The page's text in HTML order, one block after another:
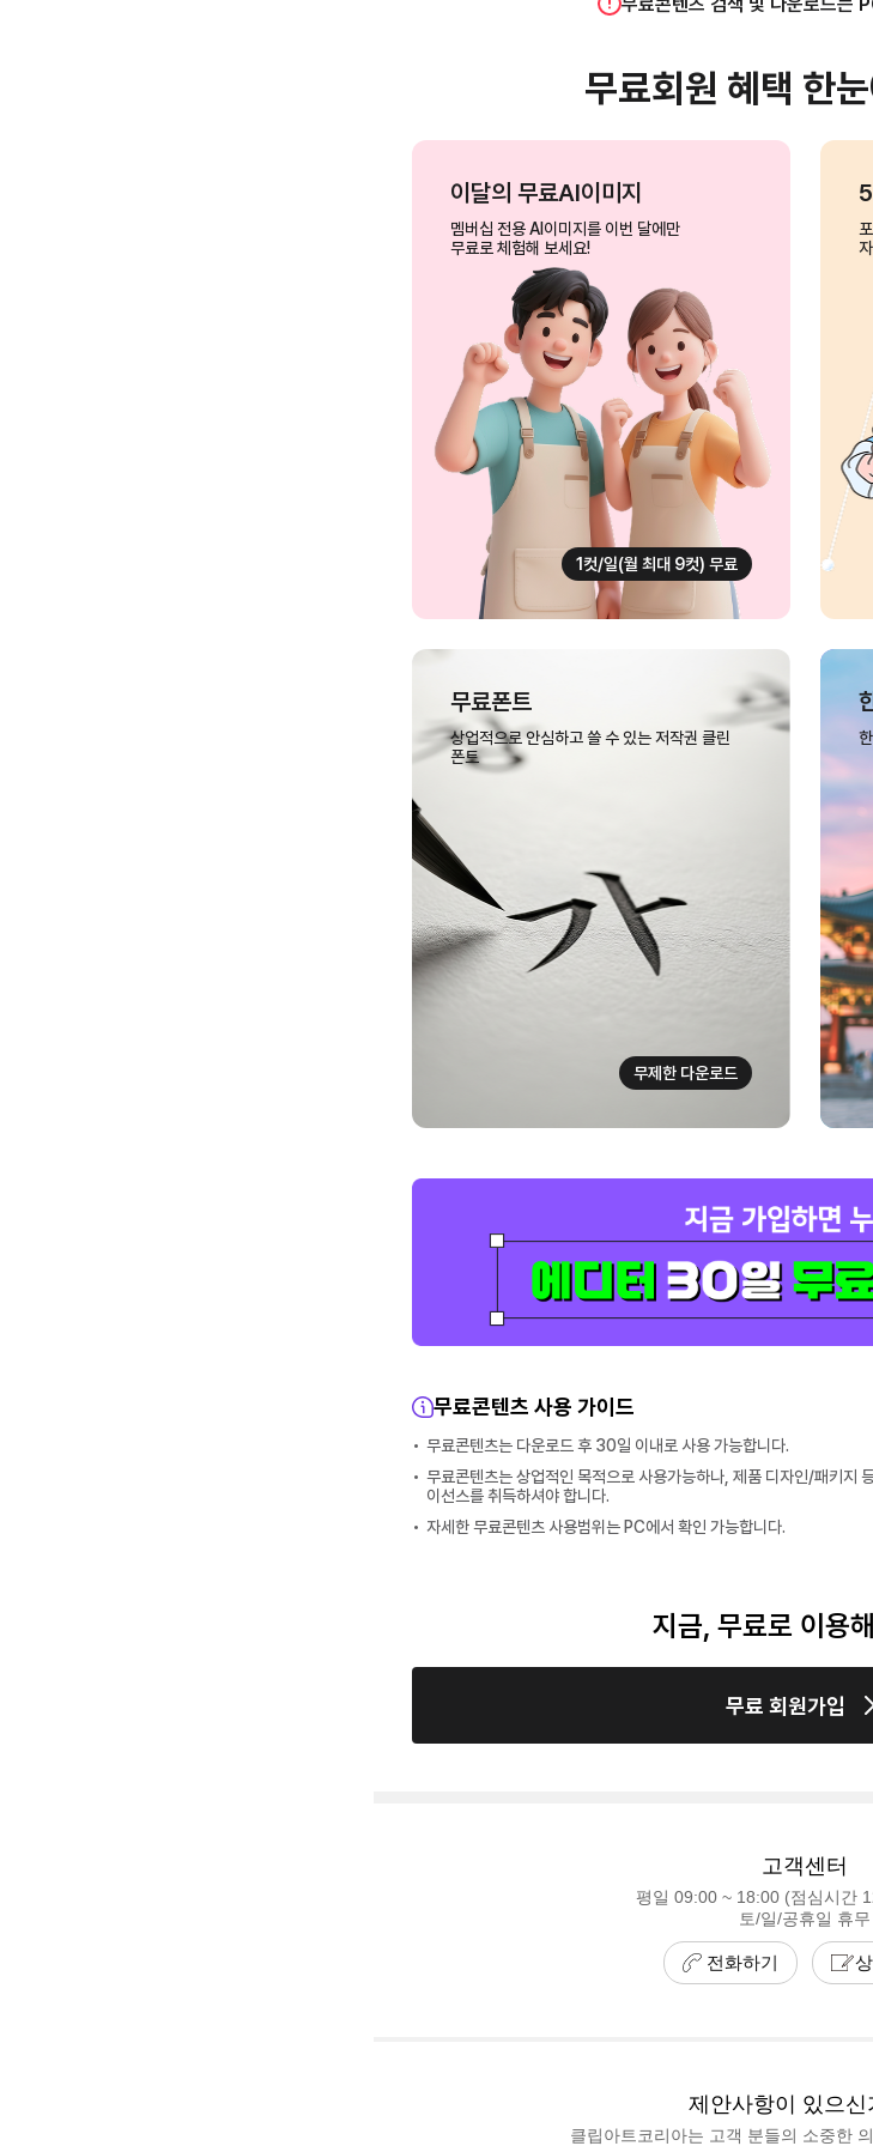
무료회원 혜택 한
이달의 무료AI이미지
멤버십 전용 AI이미지를 이번 달에만
무료로 체험해 보세요!
1컷/일(월 최대 9컷) 무료
무료폰트
상업적으로 안심하고 쓸 수 있는 저작권 클린
폰트
무제한 다운로드
무료콘텐츠 사용 가이드
무료콘텐츠는 다운로드 후 30일 이내로 사용 가능합니다.
무료콘텐츠는 상업적인 목적으로 사용가능하나, 제품 디자인/패키지
이선스를 취득하셔야 합니다.
자세한 무료콘텐츠 사용범위는 PC에서 확인 가능합니다.
지금, 무료로 이용
무료 회원가입
고객센터
평일 09:00 ~ 18:00 (점심시간
토/일/공휴일 휴무
전화하기
제안사항이 있으신
클립아트코리아는 고객 분들의 소중한